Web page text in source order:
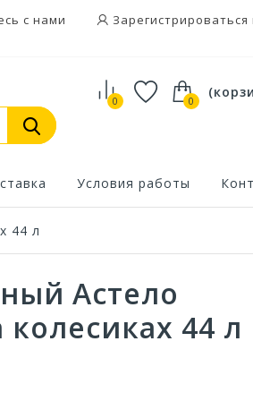
с нами Зарегистрироваться
0
0
Условия работы
44 л
Астело
44 л